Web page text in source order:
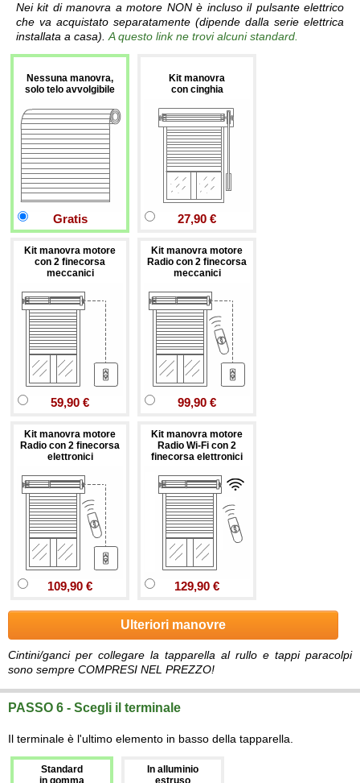
Nei kit di manovra a motore NON è incluso il pulsante elettrico
che va acquistato separatamente (dipende dalla serie elettrica
installata a casa).A questo link ne trovi alcuni standard.
Nessuna manovra,
solo telo avvolgibile
Gratis
Kit manovra
con cinghia
27,90 €
Kit manovra motore
con 2 finecorsa
meccanici
59,90 €
Kit manovra motore
Radio con 2 finecorsa
meccanici
99,90 €
Kit manovra motore
Radio con 2 finecorsa
elettronici
109,90 €
Kit manovra motore
Radio Wi-Fi con 2
finecorsa elettronici
129,90 €
Ulteriori manovre
Cintini/ganci per collegare la tapparella al rullo e tappi paracolpi
sono sempre COMPRESI NEL PREZZO!
PASSO 6 - Scegli il terminale
Il terminale è l'ultimo elemento in basso della tapparella.
Standard
In alluminio